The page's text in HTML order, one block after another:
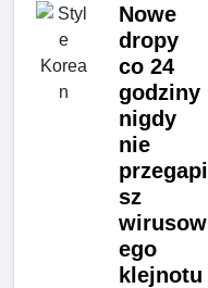
Nowe
dropy
co 24
godziny
nigdy
nie
przegapi
sz
wirusow
ego
klejnotu